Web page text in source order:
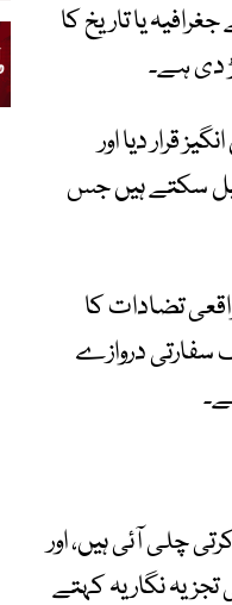
یا تاریخ کا
دی ہے۔
قرار دیا اور
سکتے ہیں جس
تضادات کا
سفارتی دروازے
چلی آئی ہیں، اور
نگار یہ کہتے